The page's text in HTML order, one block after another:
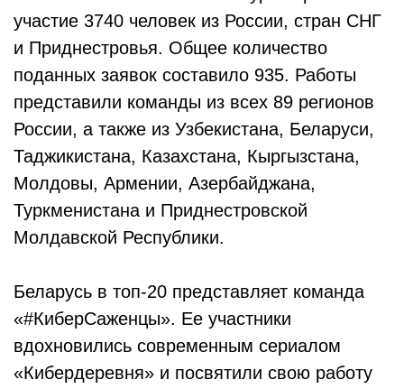
участие 3740 человек из России, стран СНГ
и Приднестровья. Общее количество
поданных заявок составило 935. Работы
представили команды из всех 89 регионов
России, а также из Узбекистана, Беларуси,
Таджикистана, Казахстана, Кыргызстана,
Молдовы, Армении, Азербайджана,
Туркменистана и Приднестровской
Молдавской Республики.
Беларусь в топ-20 представляет команда
«#КиберСаженцы». Ее участники
вдохновились современным сериалом
«Кибердеревня» и посвятили свою работу